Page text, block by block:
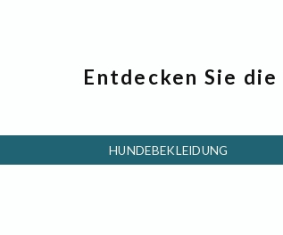
Entdecken Sie
HUNDEBEKLEIDUNG